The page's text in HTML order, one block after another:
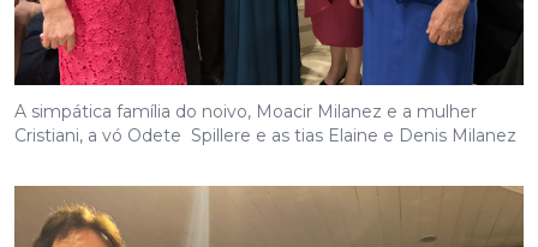
A simpática família do noivo, Moacir Milanez e a mulher
Cristiani, a vó Odete Spillere e as tias Elaine e Denis Milanez